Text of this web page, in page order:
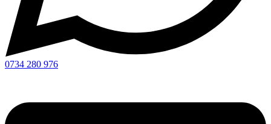
0734 280 976